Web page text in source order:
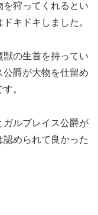
狩ってくれるとい
キドキしました。
獣の生首を持ってい
公爵が大物を仕留め
。
ガルブレイス公爵が
められて良かった